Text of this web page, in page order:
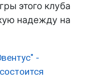
этого клуба
надежду на
-